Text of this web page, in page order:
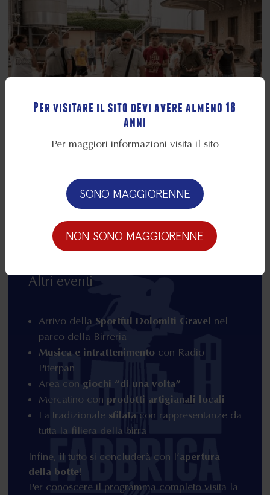
Visite guidate alla Fabbrica in Pedavena
PRENOTA QUI
Altri eventi
Arrivo della Sportful Dolomiti Gravel nel
parco della Birreria
Musica e intrattenimento con Radio
Piterpan
Area con giochi “di una volta”
Mercatino con prodotti artigianali locali
La tradizionale sfilata con rappresentanze da
tutta la filiera della birra
Infine, il tutto si concluderà con l’apertura
della botte!
Per conoscere il programma completo visita la
Per visitare il sito devi avere almeno 18
anni
Per maggiori informazioni visita il sito
SONO MAGGIORENNE
NON SONO MAGGIORENNE